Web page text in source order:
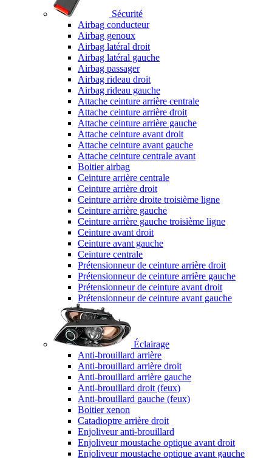
Sécurité
Airbag conducteur
Airbag genoux
Airbag latéral droit
Airbag latéral gauche
Airbag passager
Airbag rideau droit
Airbag rideau gauche
Attache ceinture arrière centrale
Attache ceinture arrière droit
Attache ceinture arrière gauche
Attache ceinture avant droit
Attache ceinture avant gauche
Attache ceinture centrale avant
Boitier airbag
Ceinture arrière centrale
Ceinture arrière droit
Ceinture arrière droite troisième ligne
Ceinture arrière gauche
Ceinture arrière gauche troisième ligne
Ceinture avant droit
Ceinture avant gauche
Ceinture centrale
Prétensionneur de ceinture arrière droit
Prétensionneur de ceinture arrière gauche
Prétensionneur de ceinture avant droit
Prétensionneur de ceinture avant gauche
Éclairage
Anti-brouillard arrière
Anti-brouillard arrière droit
Anti-brouillard arrière gauche
Anti-brouillard droit (feux)
Anti-brouillard gauche (feux)
Boitier xenon
Catadioptre arrière droit
Enjoliveur anti-brouillard
Enjoliveur moustache optique avant droit
Enjoliveur moustache optique avant gauche